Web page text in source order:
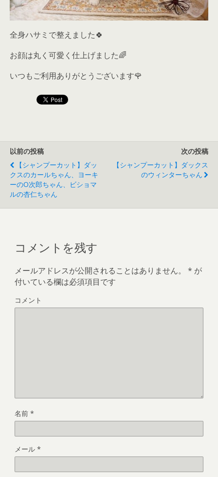
全身ハサミで整えました🍀
お顔は丸く可愛く仕上げました🌈
いつもご利用ありがとうございます🌹
以前の投稿
【シャンプーカット】ダッ
クスのカールちゃん、ヨーキ
ーのO次郎ちゃん、ビショマ
ルの杏仁ちゃん
次の投稿
【シャンプーカット】ダックス
のウィンターちゃん
コメントを残す
メールアドレスが公開されることはありません。 * が
付いている欄は必須項目です
コメント
名前 *
メール *